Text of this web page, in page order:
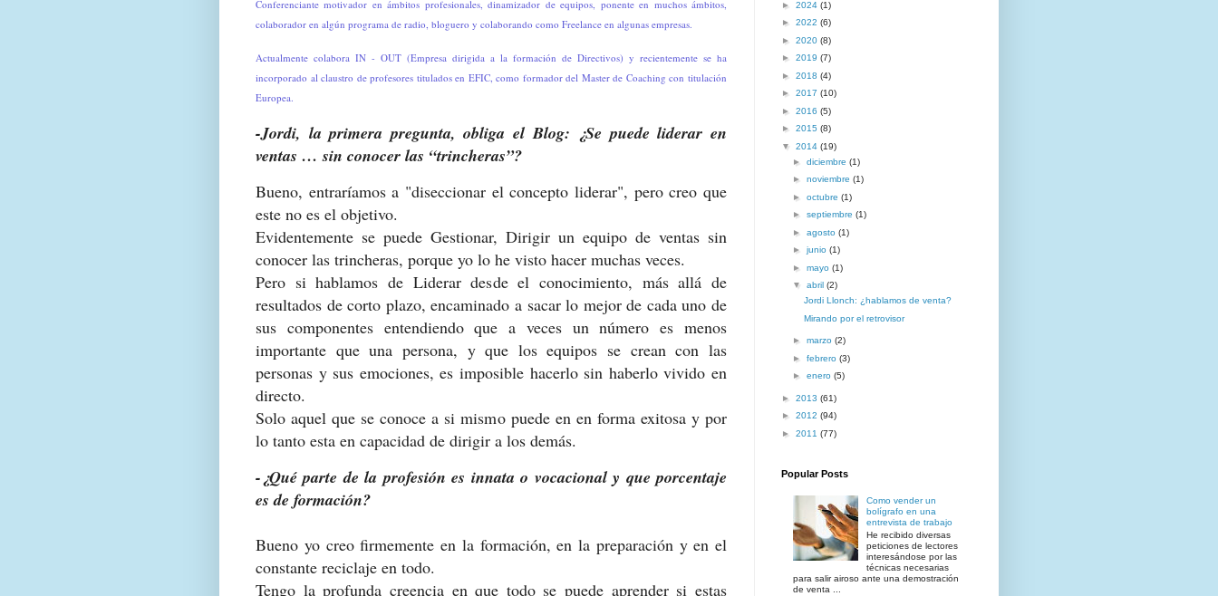
Conferenciante motivador en ámbitos profesionales, dinamizador de equipos, ponente en muchos ámbitos,
colaborador en algún programa de radio, bloguero y colaborando como Freelance en algunas empresas.
Actualmente colabora IN - OUT (Empresa dirigida a la formación de Directivos) y recientemente se ha
incorporado al claustro de profesores titulados en EFIC, como formador del Master de Coaching con titulación
Europea.
-Jordi, la primera pregunta, obliga el Blog: ¿Se puede liderar en
ventas … sin conocer las “trincheras”?
Bueno, entraríamos a "diseccionar el concepto liderar", pero creo que
este no es el objetivo.
Evidentemente se puede Gestionar, Dirigir un equipo de ventas sin
conocer las trincheras, porque yo lo he visto hacer muchas veces.
Pero si hablamos de Liderar desde el conocimiento, más allá de
resultados de corto plazo, encaminado a sacar lo mejor de cada uno de
sus componentes entendiendo que a veces un número es menos
importante que una persona, y que los equipos se crean con las
personas y sus emociones, es imposible hacerlo sin haberlo vivido en
directo.
Solo aquel que se conoce a si mismo puede en en forma exitosa y por
lo tanto esta en capacidad de dirigir a los demás.
-¿Qué parte de la profesión es innata o vocacional y que porcentaje
es de formación?
Bueno yo creo firmemente en la formación, en la preparación y en el
constante reciclaje en todo.
Tengo la profunda creencia en que todo se puede aprender si estas
► 2024 (1)
► 2022 (6)
► 2020 (8)
► 2019 (7)
► 2018 (4)
► 2017 (10)
► 2016 (5)
► 2015 (8)
▼ 2014 (19)
► diciembre (1)
► noviembre (1)
► octubre (1)
► septiembre (1)
► agosto (1)
► junio (1)
► mayo (1)
▼ abril (2)
Jordi Llonch: ¿hablamos de venta?
Mirando por el retrovisor
► marzo (2)
► febrero (3)
► enero (5)
► 2013 (61)
► 2012 (94)
► 2011 (77)
Popular Posts
Como vender un
bolígrafo en una
entrevista de trabajo
He recibido diversas
peticiones de lectores
interesándose por las
técnicas necesarias
para salir airoso ante una demostración
de venta ...